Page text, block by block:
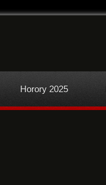
Horory 2025